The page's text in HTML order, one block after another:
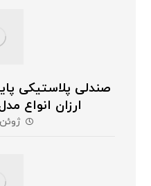
صندلی پلاستیکی
ارزان انواع
ژوئن ۸, ۲۰۲۶